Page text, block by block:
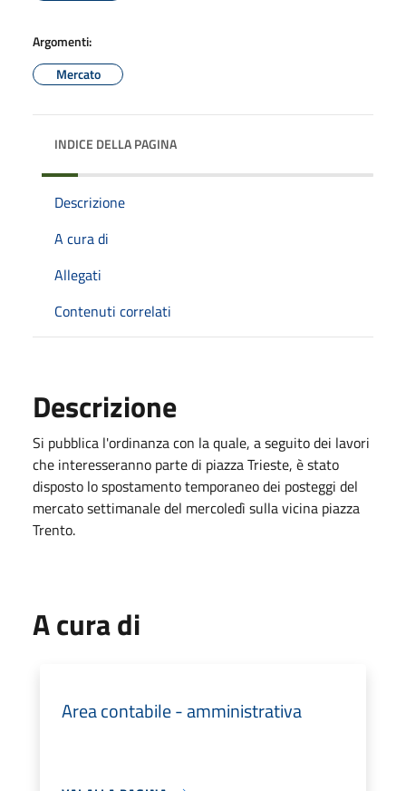
Argomenti:
Mercato
INDICE DELLA PAGINA
Descrizione
A cura di
Allegati
Contenuti correlati
Descrizione
Si pubblica l'ordinanza con la quale, a seguito dei lavori
che interesseranno parte di piazza Trieste, è stato
disposto lo spostamento temporaneo dei posteggi del
mercato settimanale del mercoledì sulla vicina piazza
Trento.
A cura di
Area contabile - amministrativa